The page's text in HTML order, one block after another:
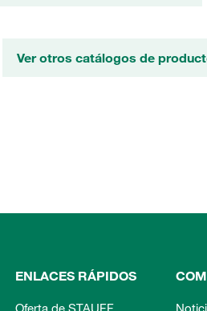
Ver otros catálogos de
ENLACES RÁPIDOS
Oferta de STAUFF